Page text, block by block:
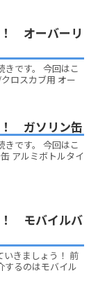
オーバーリ
きです。 今回はこ
ロスカブ用 オー
！ ガソリン缶
きです。 今回はこ
アルミボトルタイ
！ モバイルバ
いきましょう！ 前
するのはモバイル